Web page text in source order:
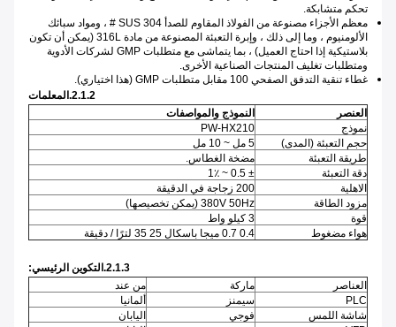
تحكم متشابكة.
معظم الأجزاء مصنوعة من الفولاذ المقاوم للصدأ SUS 304 # ، ومواد سبائك
الألومنيوم ، وما إلى ذلك ، وإبرة التعبئة المصنوعة من مادة 316L (يمكن أن تكون
بلاستيكية إذا احتاج العميل) ، بما يتماشى مع متطلبات GMP لشركات الأدوية
ومتطلبات تغليف المنتجات الصناعية الأخرى.
غطاء تنقية التدفق الصفحي 100 مقابل متطلبات GMP (هذا اختياري).
2.1.2.المعلمات
العنصر
النموذج والمواصفات
نموذج
PW-HX210
حجم التعبئة (المدى)
5 مل ~ 10 مل
طريقة التعبئة
مضخة الغطاس.
دقة التعبئة
± 0.5 ~ 1٪
الاهلية
200 زجاجة في الدقيقة
مزود الطاقة
380V 50Hz (يمكن تخصيصها)
قوة
3 كيلو واط
هواء مضغوط
0.4 0.7 ميجا باسكال 25 35 لترًا / دقيقة
2.1.3.التكوين الرئيسي:
العناصر
ماركة
من عند
PLC
سيمنز
ألمانيا
شاشة اللمس
فوجي
اليابان